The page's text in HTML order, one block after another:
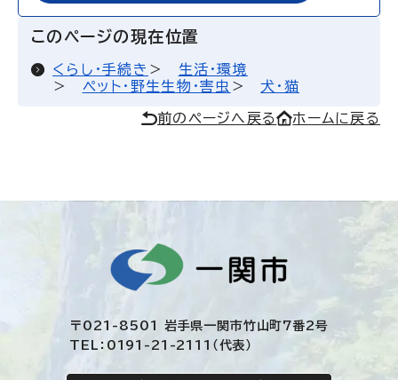
このページの現在位置
くらし・手続き
生活・環境
ペット・野生生物・害虫
犬・猫
前のページへ戻る ホームに戻る
〒021-8501 岩手県一関市竹山町7番2号
TEL：0191-21-2111（代表）